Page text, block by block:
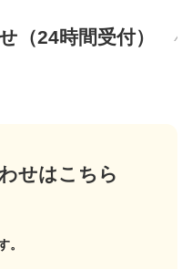
（24時間受付）
せはこちら
。